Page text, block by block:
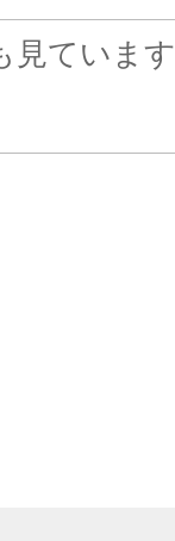
見ています